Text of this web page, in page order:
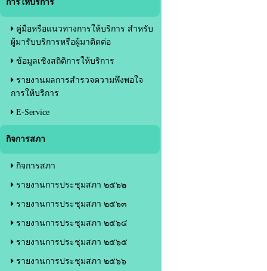
การให้บริการ
คู่มือหรือแนวทางการให้บริการ สำหรับ
ผู้มารับบริการหรือผู้มาติดต่อ
ข้อมูลเชิงสถิติการให้บริการ
รายงานผลการสำรวจความพึงพอใจ
การให้บริการ
E-Service
กิจการสภา
กิจการสภา
รายงานการประชุมสภา ๒๕๖๒
รายงานการประชุมสภา ๒๕๖๓
รายงานการประชุมสภา ๒๕๖๔
รายงานการประชุมสภา ๒๕๖๕
รายงานการประชุมสภา ๒๕๖๖